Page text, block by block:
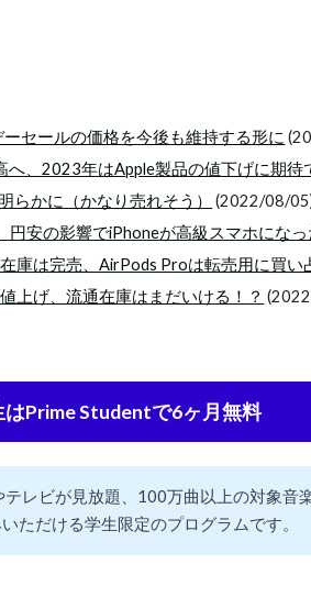
セールの価格を今後も維持する形に
、2023年はApple製品の値下げに期待
らかに（かなり売れそう）
(2022/08/
安の影響でiPhoneが高級スマホになっ
庫は完売、AirPods Proは転売用に買い
上げ、流通在庫はまだいける！？
はPrime Studentで6ヶ月無料
レビが見放題、100万曲以上の対象音
ただける学生限定のプログラムです。